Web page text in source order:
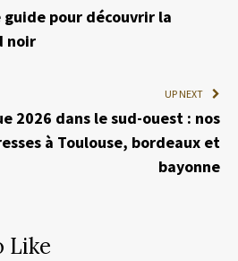
pour découvrir la
noir
UP NEXT
2026 dans le sud-ouest : nos
à Toulouse, bordeaux et
bayonne
Like